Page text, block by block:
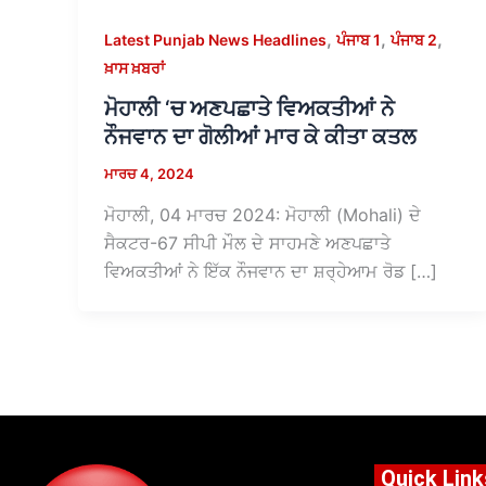
Latest Punjab News Headlines,ਪੰਜਾਬ 1,ਪੰਜਾਬ 2,
ਖ਼ਾਸ ਖ਼ਬਰਾਂ
ਮੋਹਾਲੀ ‘ਚ ਅਣਪਛਾਤੇ ਵਿਅਕਤੀਆਂ ਨੇ
ਨੌਜਵਾਨ ਦਾ ਗੋਲੀਆਂ ਮਾਰ ਕੇ ਕੀਤਾ ਕਤਲ
ਮਾਰਚ 4, 2024
ਮੋਹਾਲੀ, 04 ਮਾਰਚ 2024: ਮੋਹਾਲੀ (Mohali) ਦੇ
ਸੈਕਟਰ-67 ਸੀਪੀ ਮੌਲ ਦੇ ਸਾਹਮਣੇ ਅਣਪਛਾਤੇ
ਵਿਅਕਤੀਆਂ ਨੇ ਇੱਕ ਨੌਜਵਾਨ ਦਾ ਸ਼ਰ੍ਹੇਆਮ ਰੋਡ […]
Quick